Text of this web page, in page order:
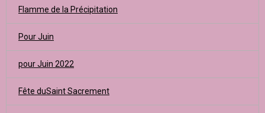
Flamme de la Précipitation
Pour Juin
pour Juin 2022
Fête duSaint Sacrement